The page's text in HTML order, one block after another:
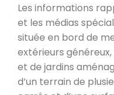
Les informations
et les médias
située en bord de
extérieurs généreux,
et de jardins
d’un terrain de